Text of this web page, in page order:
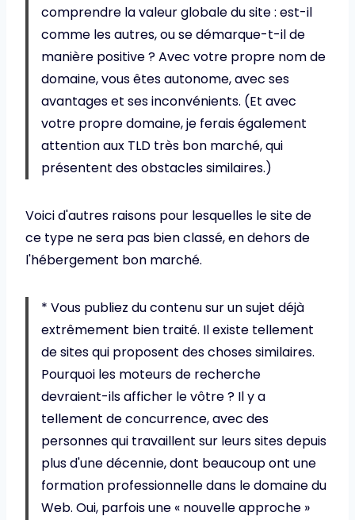
comprendre la valeur globale du site : est-il
comme les autres, ou se démarque-t-il de
manière positive ? Avec votre propre nom de
domaine, vous êtes autonome, avec ses
avantages et ses inconvénients. (Et avec
votre propre domaine, je ferais également
attention aux TLD très bon marché, qui
présentent des obstacles similaires.)
Voici d'autres raisons pour lesquelles le site de
ce type ne sera pas bien classé, en dehors de
l'hébergement bon marché.
* Vous publiez du contenu sur un sujet déjà
extrêmement bien traité. Il existe tellement
de sites qui proposent des choses similaires.
Pourquoi les moteurs de recherche
devraient-ils afficher le vôtre ? Il y a
tellement de concurrence, avec des
personnes qui travaillent sur leurs sites depuis
plus d'une décennie, dont beaucoup ont une
formation professionnelle dans le domaine du
Web. Oui, parfois une « nouvelle approche »